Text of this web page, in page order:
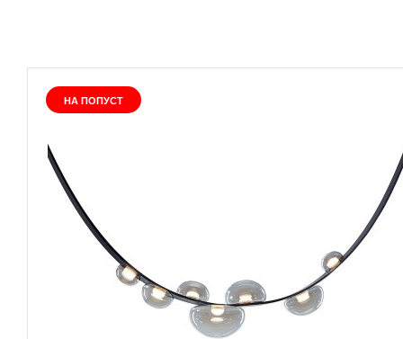
НА ПОПУСТ